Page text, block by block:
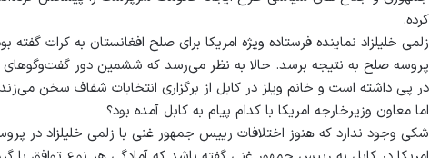
کرده.
زلمی خلیلزاد نماینده فرستاده ویژه امریکا برای صلح افغانستان به کرات
پروسه صلح به نتیجه برسد. حالا به نظر می‌رسد که ششمین دور گفت‌وگوهای
در پی داشته است و خانم ویلز در کابل از برگزاری انتخابات شفاف سخن
اما معاون وزیرخارجه امریکا با کدام پیام به کابل آمده بود؟
شکی وجود ندارد که هنوز اختلافات رییس جمهور غنی با زلمی خلیلزاد در